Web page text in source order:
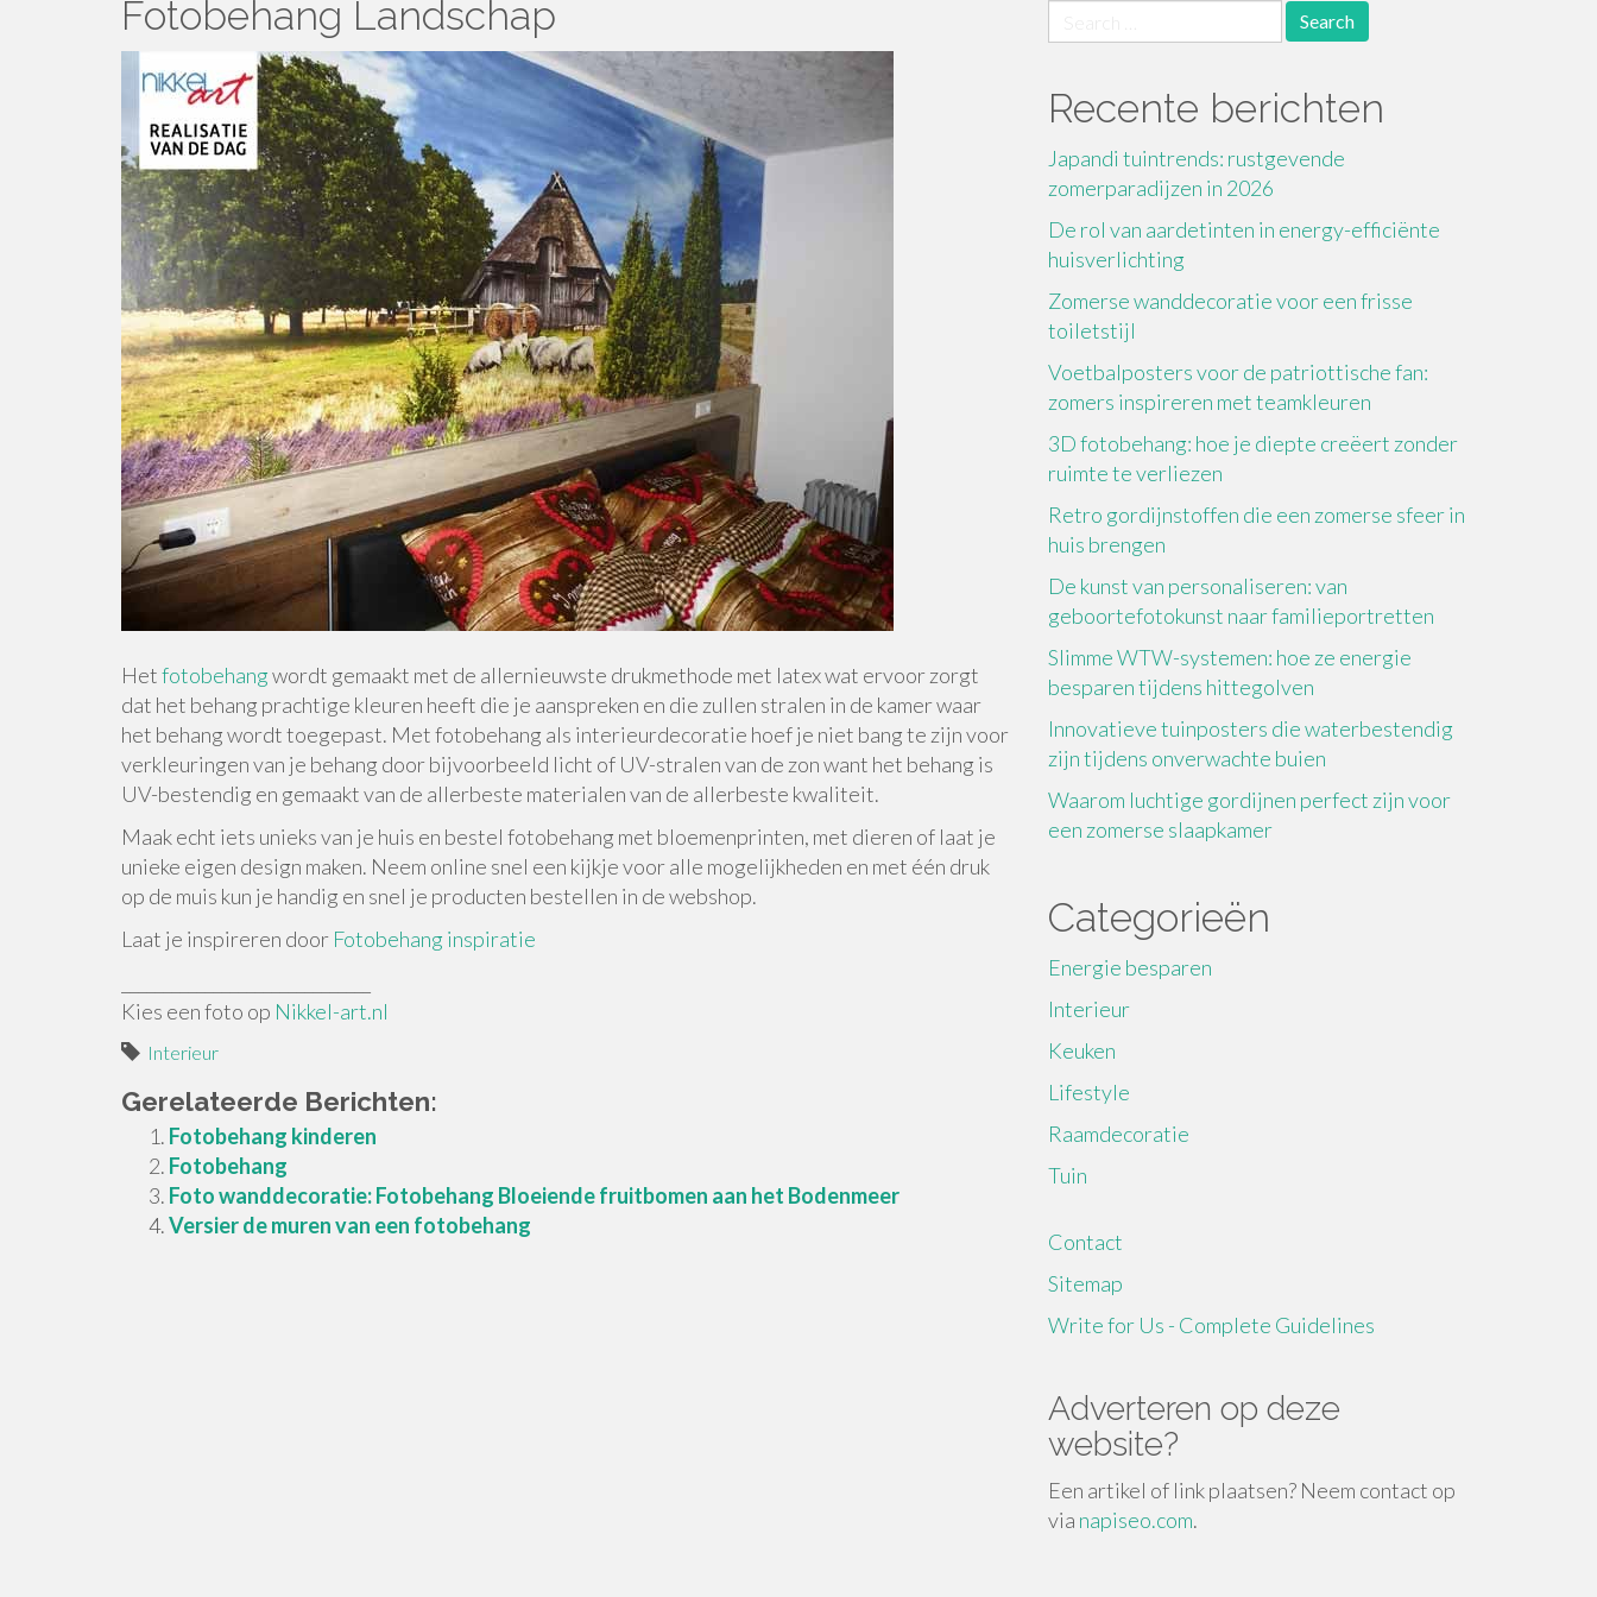
Fotobehang Landschap
Hetfotobehangwordt gemaakt met de allernieuwste drukmethode met latex wat ervoor zorgt
dat het behang prachtige kleuren heeft die je aanspreken en die zullen stralen in de kamer waar
het behang wordt toegepast. Met fotobehang als interieurdecoratie hoef je niet bang te zijn voor
verkleuringen van je behang door bijvoorbeeld licht of UV-stralen van de zon want het behang is
UV-bestendig en gemaakt van de allerbeste materialen van de allerbeste kwaliteit.
Maak echt iets unieks van je huis en bestel fotobehang met bloemenprinten, met dieren of laat je
unieke eigen design maken. Neem online snel een kijkje voor alle mogelijkheden en met één druk
op de muis kun je handig en snel je producten bestellen in de webshop.
Laat je inspireren door Fotobehang inspiratie
Kies een foto op Nikkel-art.nl
Interieur
Gerelateerde Berichten:
Fotobehang kinderen
Fotobehang
Foto wanddecoratie: Fotobehang Bloeiende fruitbomen aan het Bodenmeer
Versier de muren van een fotobehang
for:
Recente berichten
Japandi tuintrends: rustgevende
zomerparadijzen in 2026
De rol van aardetinten in energy-efficiënte
huisverlichting
Zomerse wanddecoratie voor een frisse
toiletstijl
Voetbalposters voor de patriottische fan:
zomers inspireren met teamkleuren
3D fotobehang: hoe je diepte creëert zonder
ruimte te verliezen
Retro gordijnstoffen die een zomerse sfeer in
huis brengen
De kunst van personaliseren: van
geboortefotokunst naar familieportretten
Slimme WTW-systemen: hoe ze energie
besparen tijdens hittegolven
Innovatieve tuinposters die waterbestendig
zijn tijdens onverwachte buien
Waarom luchtige gordijnen perfect zijn voor
een zomerse slaapkamer
Categorieën
Energie besparen
Interieur
Keuken
Lifestyle
Raamdecoratie
Tuin
Contact
Sitemap
Write for Us - Complete Guidelines
Adverteren op deze
website?
Een artikel of link plaatsen? Neem contact op
via napiseo.com.